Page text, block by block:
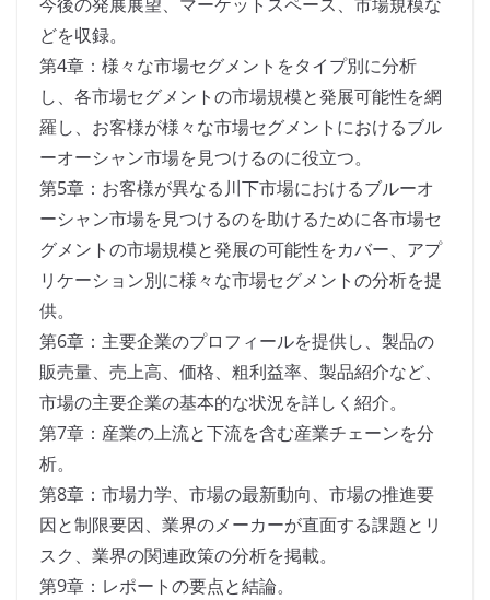
どを収録。
第4章：様々な市場セグメントをタイプ別に分析
し、各市場セグメントの市場規模と発展可能性を網
羅し、お客様が様々な市場セグメントにおけるブル
ーオーシャン市場を見つけるのに役立つ。
第5章：お客様が異なる川下市場におけるブルーオ
ーシャン市場を見つけるのを助けるために各市場セ
グメントの市場規模と発展の可能性をカバー、アプ
リケーション別に様々な市場セグメントの分析を提
供。
第6章：主要企業のプロフィールを提供し、製品の
販売量、売上高、価格、粗利益率、製品紹介など、
市場の主要企業の基本的な状況を詳しく紹介。
第7章：産業の上流と下流を含む産業チェーンを分
析。
第8章：市場力学、市場の最新動向、市場の推進要
因と制限要因、業界のメーカーが直面する課題とリ
スク、業界の関連政策の分析を掲載。
第9章：レポートの要点と結論。